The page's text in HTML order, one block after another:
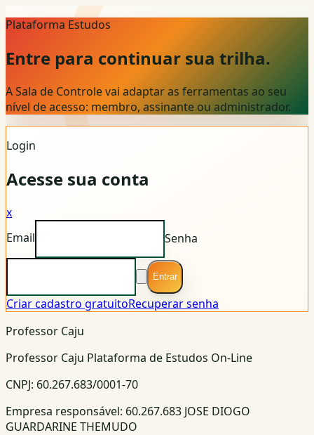
Plataforma Estudos
Entre para continuar sua trilha.
A Sala de Controle vai adaptar as ferramentas ao seu
nível de acesso: membro, assinante ou administrador.
Login
Acesse sua conta
x
Email
Senha
Entrar
Criar cadastro gratuitoRecuperar senha
Professor Caju
Professor Caju Plataforma de Estudos On-Line
CNPJ: 60.267.683/0001-70
Empresa responsável: 60.267.683 JOSE DIOGO
GUARDARINE THEMUDO